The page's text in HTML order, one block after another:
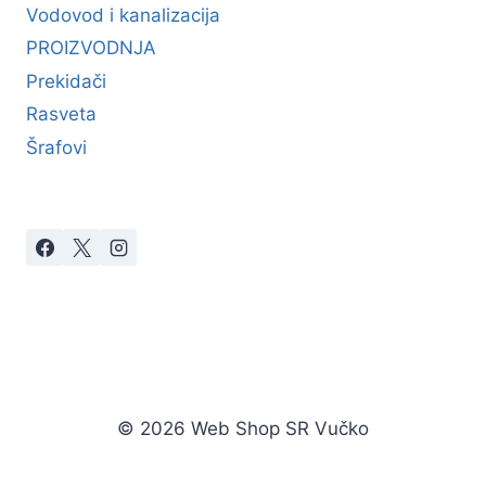
Vodovod i kanalizacija
PROIZVODNJA
Prekidači
Rasveta
Šrafovi
© 2026 Web Shop SR Vučko